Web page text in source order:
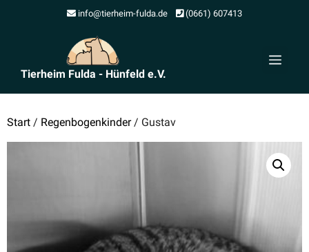
info@tierheim-fulda.de (0661) 607413
Tierheim Fulda - Hünfeld e.V.
Start / Regenbogenkinder/ Gustav